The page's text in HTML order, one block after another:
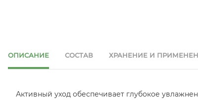
ОПИСАНИЕ СОСТАВ ХРАНЕНИЕ И
Активный уход обеспечивает глубокое